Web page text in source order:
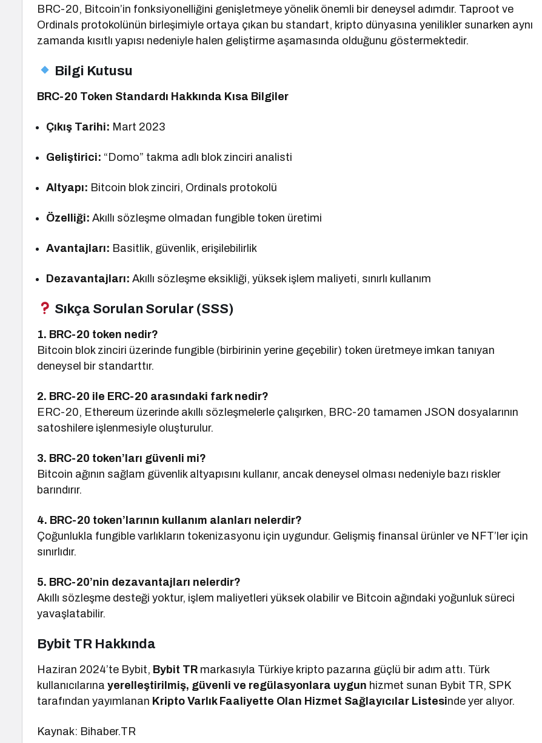
BRC-20, Bitcoin’in fonksiyonelliğini genişletmeye yönelik önemli bir deneysel adımdır. Taproot ve
Ordinals protokolünün birleşimiyle ortaya çıkan bu standart, kripto dünyasına yenilikler sunarken aynı
zamanda kısıtlı yapısı nedeniyle halen geliştirme aşamasında olduğunu göstermektedir.
Bilgi Kutusu
BRC-20 Token Standardı Hakkında Kısa Bilgiler
Çıkış Tarihi: Mart 2023
Geliştirici: “Domo” takma adlı blok zinciri analisti
Altyapı: Bitcoin blok zinciri, Ordinals protokolü
Özelliği: Akıllı sözleşme olmadan fungible token üretimi
Avantajları: Basitlik, güvenlik, erişilebilirlik
Dezavantajları: Akıllı sözleşme eksikliği, yüksek işlem maliyeti, sınırlı kullanım
Sıkça Sorulan Sorular (SSS)
1. BRC-20 token nedir?
Bitcoin blok zinciri üzerinde fungible (birbirinin yerine geçebilir) token üretmeye imkan tanıyan
deneysel bir standarttır.
2. BRC-20 ile ERC-20 arasındaki fark nedir?
ERC-20, Ethereum üzerinde akıllı sözleşmelerle çalışırken, BRC-20 tamamen JSON dosyalarının
satoshilere işlenmesiyle oluşturulur.
3. BRC-20 token’ları güvenli mi?
Bitcoin ağının sağlam güvenlik altyapısını kullanır, ancak deneysel olması nedeniyle bazı riskler
barındırır.
4. BRC-20 token’larının kullanım alanları nelerdir?
Çoğunlukla fungible varlıkların tokenizasyonu için uygundur. Gelişmiş finansal ürünler ve NFT’ler için
sınırlıdır.
5. BRC-20’nin dezavantajları nelerdir?
Akıllı sözleşme desteği yoktur, işlem maliyetleri yüksek olabilir ve Bitcoin ağındaki yoğunluk süreci
yavaşlatabilir.
Bybit TR Hakkında
Haziran 2024’te Bybit, Bybit TR markasıyla Türkiye kripto pazarına güçlü bir adım attı. Türk
kullanıcılarınayerelleştirilmiş, güvenli ve regülasyonlara uygun hizmet sunan Bybit TR, SPK
tarafından yayımlanan Kripto Varlık Faaliyette Olan Hizmet Sağlayıcılar Listesinde yer alıyor.
Kaynak: Bihaber.TR